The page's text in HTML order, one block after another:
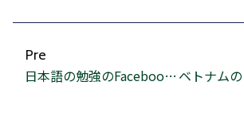
Pre
日本語の勉強のFacebookページ